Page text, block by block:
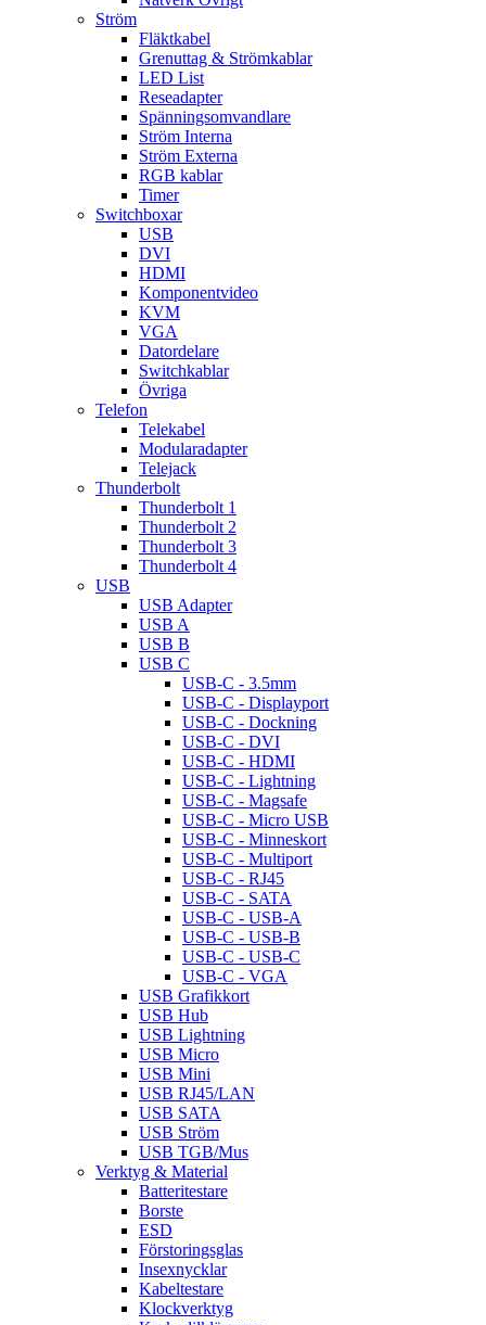
Ström
Fläktkabel
Grenuttag & Strömkablar
LED List
Reseadapter
Spänningsomvandlare
Ström Interna
Ström Externa
RGB kablar
Timer
Switchboxar
USB
DVI
HDMI
Komponentvideo
KVM
VGA
Datordelare
Switchkablar
Övriga
Telefon
Telekabel
Modularadapter
Telejack
Thunderbolt
Thunderbolt 1
Thunderbolt 2
Thunderbolt 3
Thunderbolt 4
USB
USB Adapter
USB A
USB B
USB C
USB-C - 3.5mm
USB-C - Displayport
USB-C - Dockning
USB-C - DVI
USB-C - HDMI
USB-C - Lightning
USB-C - Magsafe
USB-C - Micro USB
USB-C - Minneskort
USB-C - Multiport
USB-C - RJ45
USB-C - SATA
USB-C - USB-A
USB-C - USB-B
USB-C - USB-C
USB-C - VGA
USB Grafikkort
USB Hub
USB Lightning
USB Micro
USB Mini
USB RJ45/LAN
USB SATA
USB Ström
USB TGB/Mus
Verktyg & Material
Batteritestare
Borste
ESD
Förstoringsglas
Insexnycklar
Kabeltestare
Klockverktyg